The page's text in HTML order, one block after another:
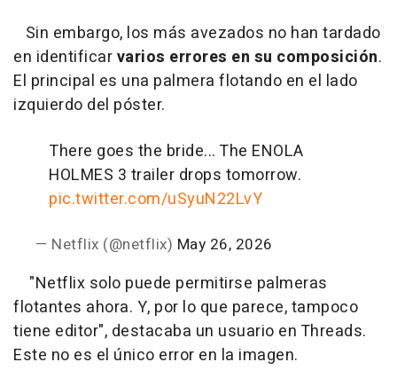
Sin embargo, los más avezados no han tardado
en identificarvarios errores en su composición.
El principal es una palmera flotando en el lado
izquierdo del póster.
There goes the bride... The ENOLA
HOLMES 3 trailer drops tomorrow.
pic.twitter.com/uSyuN22LvY
— Netflix (@netflix) May 26, 2026
"Netflix solo puede permitirse palmeras
flotantes ahora. Y, por lo que parece, tampoco
tiene editor", destacaba un usuario en Threads.
Este no es el único error en la imagen.